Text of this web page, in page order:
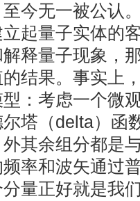
今无一被公认
起量子实体的
释量子现象，
结果。事实上
：考虑一个微
塔（delta）函
其余组分都是
率和波矢通过
量正好就是我